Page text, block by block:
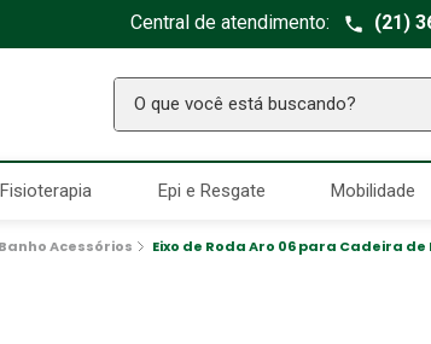
Central de atendimento: (21)
O que você está buscando?
Epi e Resgate Mobilidade
Acessórios Eixo de Roda Aro 06 para Cadeira
TERMOS MAIS BUSCADOS
Seringa Insulina
2 Fralda Geriatrica